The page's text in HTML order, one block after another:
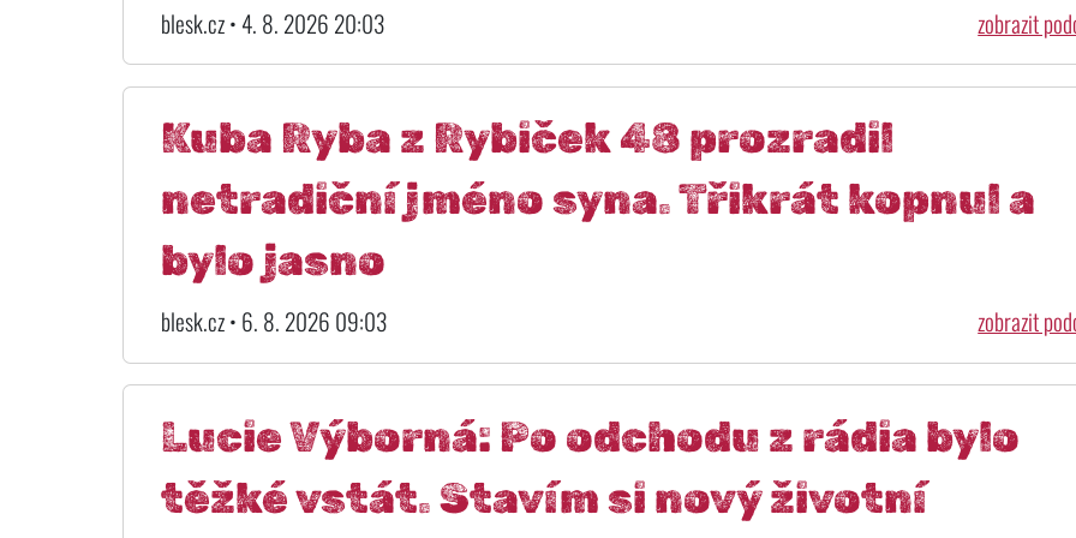
blesk.cz • 4. 8. 2026 20:03 zobrazit
Kuba Ryba z Rybiček 48 prozradil
netradiční jméno syna. Třikrát kopnul a
bylo jasno
blesk.cz • 6. 8. 2026 09:03 zobrazit
Lucie Výborná: Po odchodu z rádia bylo
těžké vstát. Stavím si nový životní